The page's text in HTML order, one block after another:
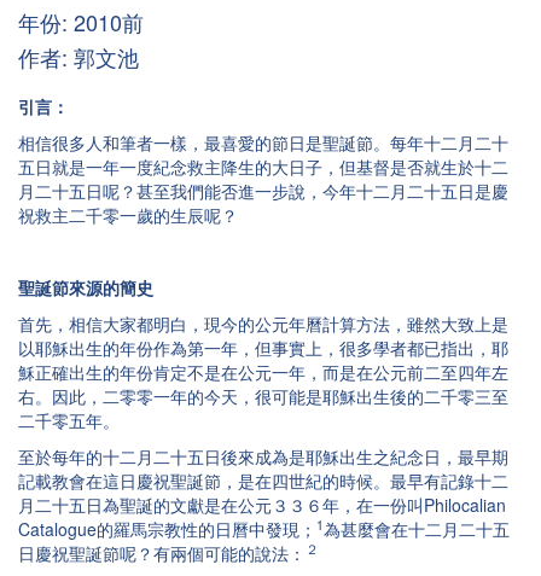
年份: 2010前
作者: 郭文池
引言：
相信很多人和筆者一樣，最喜愛的節日是聖誕節。每年十二月二十
五日就是一年一度紀念救主降生的大日子，但基督是否就生於十二
月二十五日呢？甚至我們能否進一步說，今年十二月二十五日是慶
祝救主二千零一歲的生辰呢？
聖誕節來源的簡史
首先，相信大家都明白，現今的公元年曆計算方法，雖然大致上是
以耶穌出生的年份作為第一年，但事實上，很多學者都已指出，耶
穌正確出生的年份肯定不是在公元一年，而是在公元前二至四年左
右。因此，二零零一年的今天，很可能是耶穌出生後的二千零三至
二千零五年。
至於每年的十二月二十五日後來成為是耶穌出生之紀念日，最早期
記載教會在這日慶祝聖誕節，是在四世紀的時候。最早有記錄十二
月二十五日為聖誕的文獻是在公元３３６年，在一份叫Philocalian
Catalogue的羅馬宗教性的日曆中發現； 1為甚麼會在十二月二十五
日慶祝聖誕節呢？有兩個可能的說法： ２